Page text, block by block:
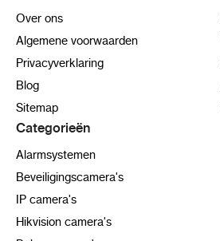
Over ons
Algemene voorwaarden
Privacyverklaring
Blog
Sitemap
Categorieën
Alarmsystemen
Beveiligingscamera's
IP camera's
Hikvision camera's